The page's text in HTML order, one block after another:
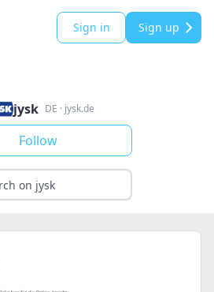
Sign in Sign up
jysk DE · jysk.de
Follow